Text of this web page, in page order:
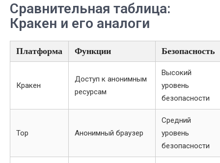
Сравнительная таблица:
Кракен и его аналоги
Платформа Функции Безопасность
Кракен
Доступ к анонимным
ресурсам
Высокий
уровень
безопасности
Тор Анонимный браузер
Средний
уровень
безопасности